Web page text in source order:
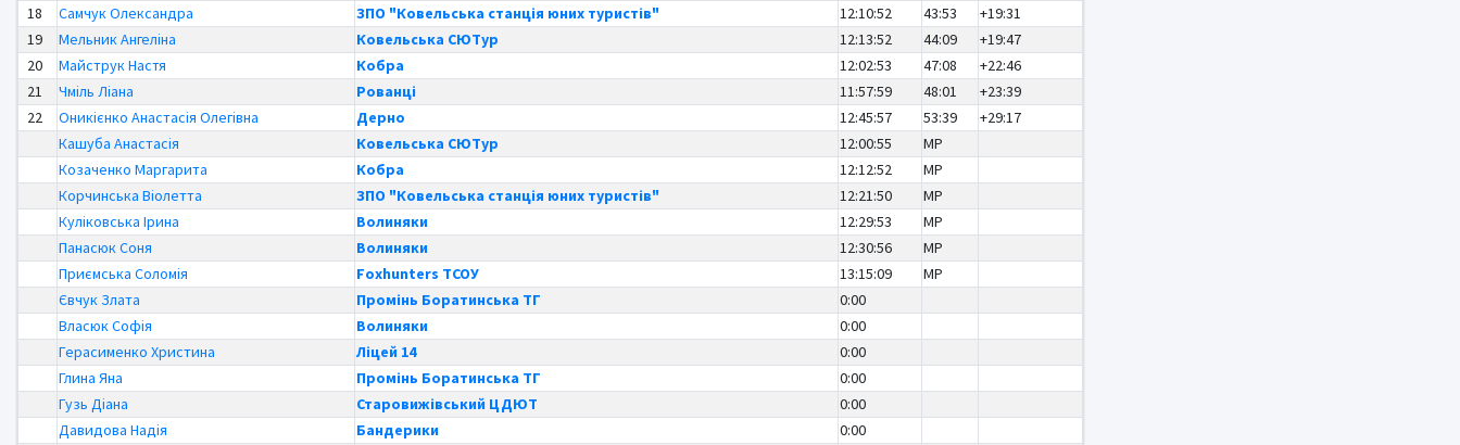
18
Самчук Олександра ЗПО "Ковельська станція юних туристів" 12:10:52 43:53
+19:31
19
Мельник Ангеліна Ковельська СЮТур 12:13:52 44:09
+19:47
20
Майструк Настя Кобра 12:02:53 47:08
+22:46
21
Чміль Ліана Рованці 11:57:59 48:01
+23:39
22
Оникієнко Анастасія Олегівна Дерно 12:45:57 53:39
+29:17
Кашуба Анастасія
Ковельська СЮТур 12:00:55
MP
Козаченко Маргарита
Кобра 12:12:52
MP
Корчинська Віолетта
ЗПО "Ковельська станція юних туристів" 12:21:50
MP
Куліковська Ірина
Волиняки 12:29:53
MP
Панасюк Соня
Волиняки 12:30:56
MP
Приємська Соломія
Foxhunters ТСОУ 13:15:09
MP
Євчук Злата
Промінь Боратинська ТГ
0:00
Власюк Софія
Волиняки
0:00
Герасименко Христина
Ліцей 14
0:00
Глина Яна
Промінь Боратинська ТГ
0:00
Гузь Діана
Старовижівський ЦДЮТ
0:00
Давидова Надія
Бандерики
0:00